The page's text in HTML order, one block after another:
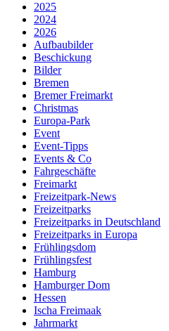
2025
2024
2026
Aufbaubilder
Beschickung
Bilder
Bremen
Bremer Freimarkt
Christmas
Europa-Park
Event
Event-Tipps
Events & Co
Fahrgeschäfte
Freimarkt
Freizeitpark-News
Freizeitparks
Freizeitparks in Deutschland
Freizeitparks in Europa
Frühlingsdom
Frühlingsfest
Hamburg
Hamburger Dom
Hessen
Ischa Freimaak
Jahrmarkt